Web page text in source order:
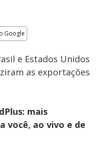
Google
e Estados Unidos
as exportações
mais
você, ao vivo e de